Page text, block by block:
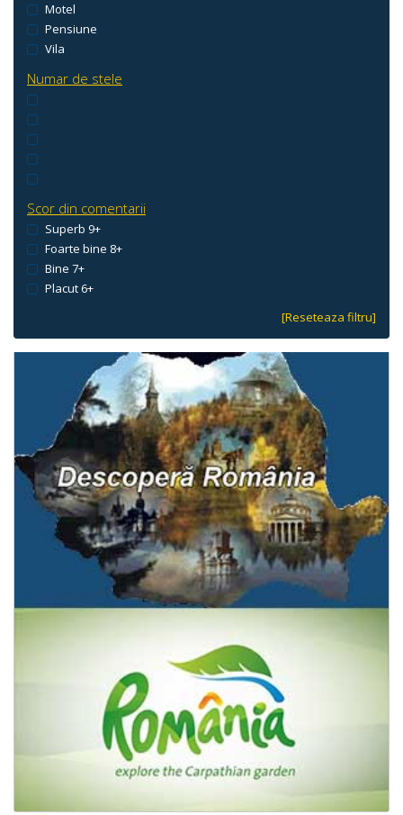
Motel
Pensiune
Vila
Numar de stele
Scor din comentarii
Superb 9+
Foarte bine 8+
Bine 7+
Placut 6+
[Reseteaza filtru]